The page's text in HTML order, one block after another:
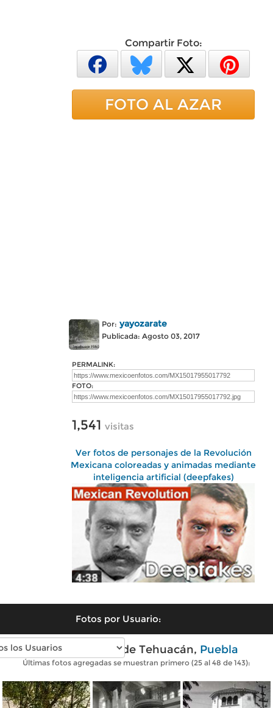
Compartir Foto:
FOTO AL AZAR
Por: yayozarate
Publicada: Agosto 03, 2017
PERMALINK:
FOTO:
1,541 visitas
Ver fotos de personajes de la Revolución
Mexicana coloreadas y animadas mediante
inteligencia artificial (deepfakes)
Fotos por Usuario:
Fotos antiguas de Tehuacán, Puebla
Últimas fotos agregadas se muestran primero (25 al 48 de 143):